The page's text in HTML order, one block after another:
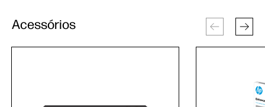
Acessórios